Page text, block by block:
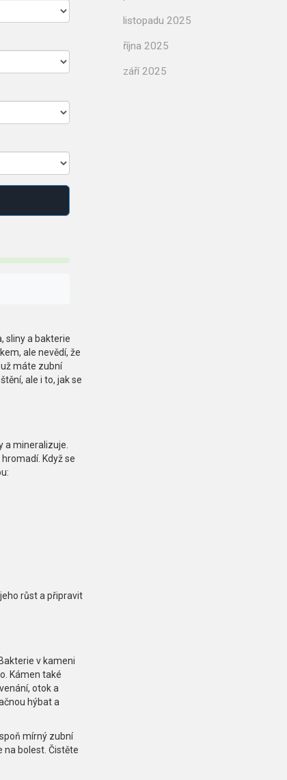
sliny a bakterie
ale nevědí, že
máte zubní
ale i to, jak se
a mineralizuje.
Když se
růst a připravit
v kameni
Kámen také
otok a
hýbat a
mírný zubní
na bolest. Čistěte
listopadu 2025
října 2025
září 2025